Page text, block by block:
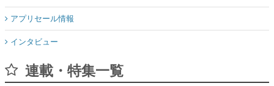
アプリセール情報
インタビュー
連載・特集一覧